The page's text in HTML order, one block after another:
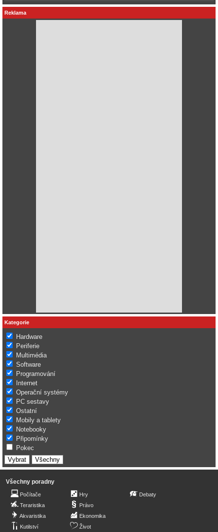
Reklama
Kategorie
Hardware
Periferie
Multimédia
Software
Programování
Internet
Operační systémy
PC sestavy
Ostatní
Mobily a tablety
Notebooky
Připomínky
Pokec
Všechny poradny
Počítače
Teraristika
Akvaristika
Kutilství
Hry
Právo
Ekonomika
Život
Debaty